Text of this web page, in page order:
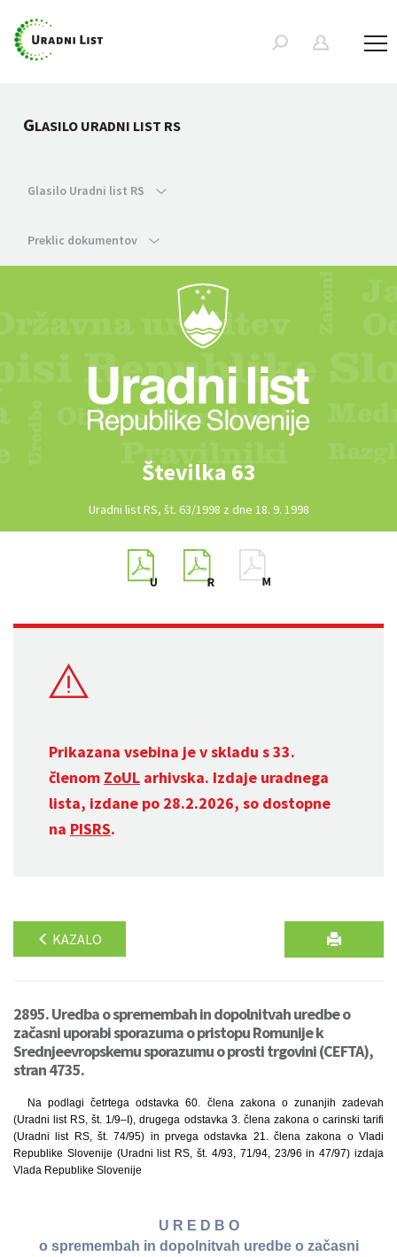
GLASILO URADNI LIST RS
Glasilo Uradni list RS
Preklic dokumentov
Številka 63
Uradni list RS, št. 63/1998 z dne 18. 9. 1998
Prikazana vsebina je v skladu s 33.
členom ZoUL arhivska. Izdaje uradnega
lista, izdane po 28.2.2026, so dostopne
na PISRS.
KAZALO
2895. Uredba o spremembah in dopolnitvah uredbe o
začasni uporabi sporazuma o pristopu Romunije k
Srednjeevropskemu sporazumu o prosti trgovini (CEFTA),
stran 4735.
Na podlagi četrtega odstavka 60. člena zakona o zunanjih zadevah
(Uradni list RS, št. 1/9–I), drugega odstavka 3. člena zakona o carinski tarifi
(Uradni list RS, št. 74/95) in prvega odstavka 21. člena zakona o Vladi
Republike Slovenije (Uradni list RS, št. 4/93, 71/94, 23/96 in 47/97) izdaja
Vlada Republike Slovenije
U R E D B O
o spremembah in dopolnitvah uredbe o začasni